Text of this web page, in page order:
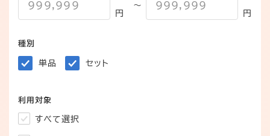
円
～
円
種別
単品 セット
利用対象
すべて選択